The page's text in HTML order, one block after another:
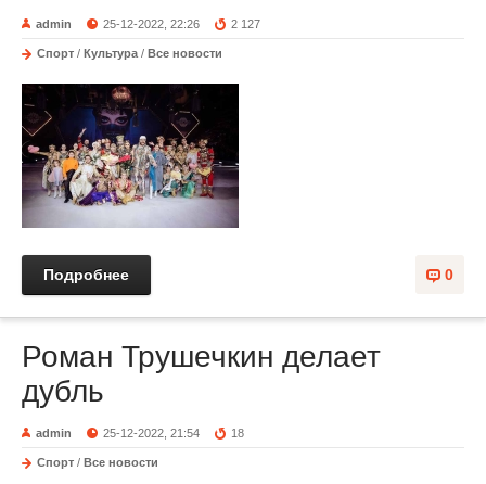
admin 25-12-2022, 22:26 2 127
Спорт / Культура / Все новости
0
Подробнее
Роман Трушечкин делает
дубль
admin 25-12-2022, 21:54 18
Спорт / Все новости